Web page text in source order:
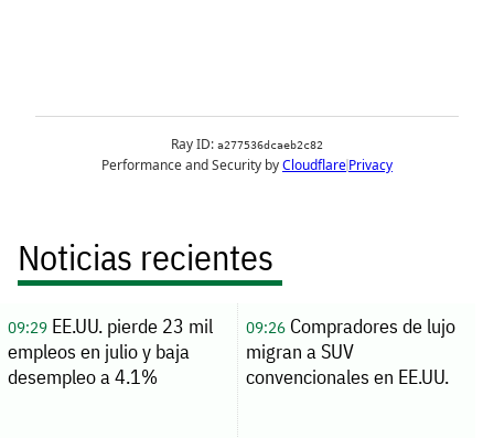
Noticias recientes
09:29EE.UU. pierde 23 mil
empleos en julio y baja
desempleo a 4.1%
09:26Compradores de lujo
migran a SUV
convencionales en EE.UU.